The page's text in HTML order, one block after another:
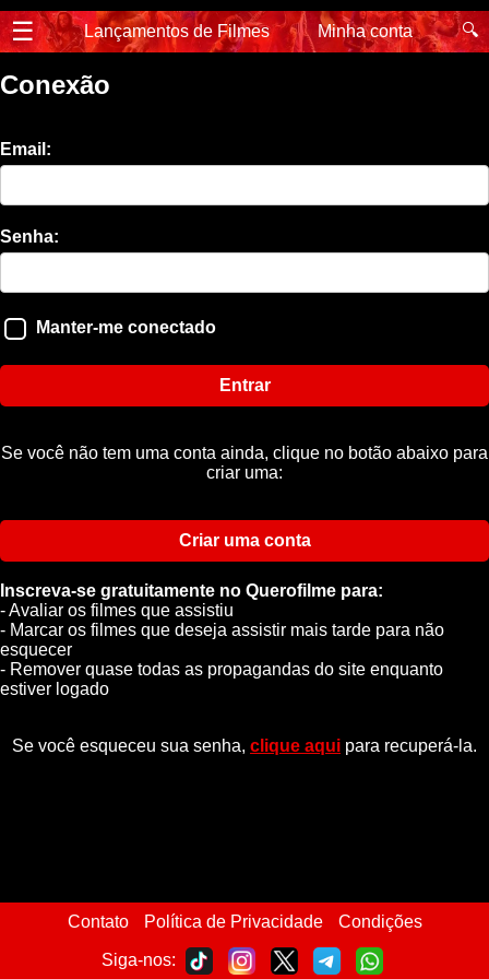
☰ Lançamentos de Filmes Minha conta 🔍
Conexão
Email:
Senha:
Manter-me conectado
Entrar
Se você não tem uma conta ainda, clique no botão abaixo para
criar uma:
Criar uma conta
Inscreva-se gratuitamente no Querofilme para:
- Avaliar os filmes que assistiu
- Marcar os filmes que deseja assistir mais tarde para não
esquecer
- Remover quase todas as propagandas do site enquanto
estiver logado
Se você esqueceu sua senha, clique aqui para recuperá-la.
Contato Política de Privacidade Condições
Siga-nos: